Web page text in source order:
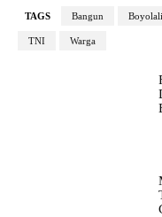
TAGS Bangun Boyolali
TNI Warga